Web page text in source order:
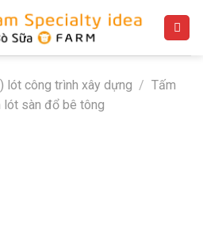
lót công trình xây dựng / Tấm
lót sàn đổ bê tông